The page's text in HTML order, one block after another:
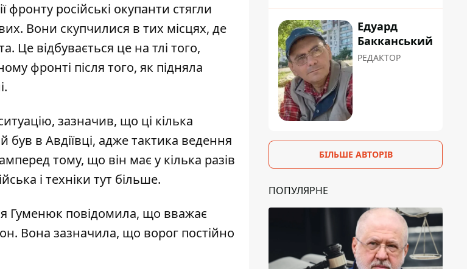
російські окупанти стягли
Вони скупчилися в тих місцях, де
Це відбувається це на тлі того,
фронті після того, як підняла
зазначив, що ці кілька
був в Авдіївці, адже тактика ведення
тому, що він має у кілька разів
і техніки тут більше.
Гуменюк повідомила, що вважає
. Вона зазначила, що ворог постійно
Едуард
Бакканський
РЕДАКТОР
БІЛЬШЕ АВТОРІВ
ПОПУЛЯРНЕ